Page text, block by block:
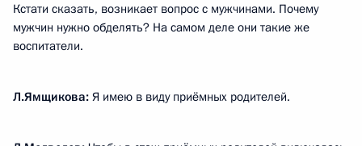
Кстати сказать, возникает вопрос с мужчинами. Почему
мужчин нужно обделять? На самом деле они такие же
воспитатели.
Л.Ямщикова: Я имею в виду приёмных родителей.